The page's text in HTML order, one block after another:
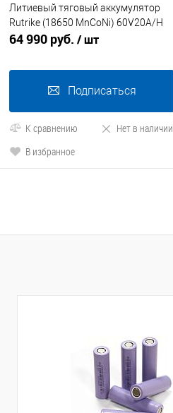
Литиевый тяговый аккумулятор
Rutrike (18650 MnCoNi) 60V20A/H
64 990 руб. / шт
Подписаться
К сравнению
Нет в наличии
В избранное